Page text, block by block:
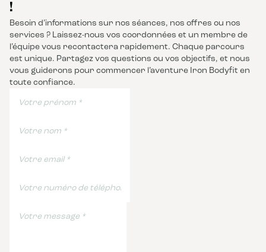
!
Besoin d’informations sur nos séances, nos offres ou nos
services ? Laissez-nous vos coordonnées et un membre de
l’équipe vous recontactera rapidement. Chaque parcours
est unique. Partagez vos questions ou vos objectifs, et nous
vous guiderons pour commencer l’aventure Iron Bodyfit en
toute confiance.